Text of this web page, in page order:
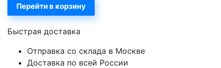
Перейти в корзину
Быстрая доставка
Отправка со склада в Москве
Доставка по всей России